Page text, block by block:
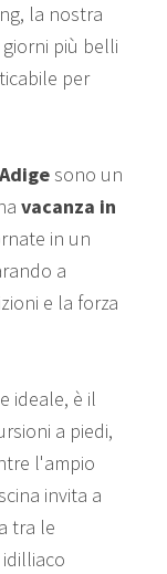
la nostra
più belli
per
sono un
vacanza in
in un
a
e la forza
ideale, è il
a piedi,
l'ampio
invita a
tra le